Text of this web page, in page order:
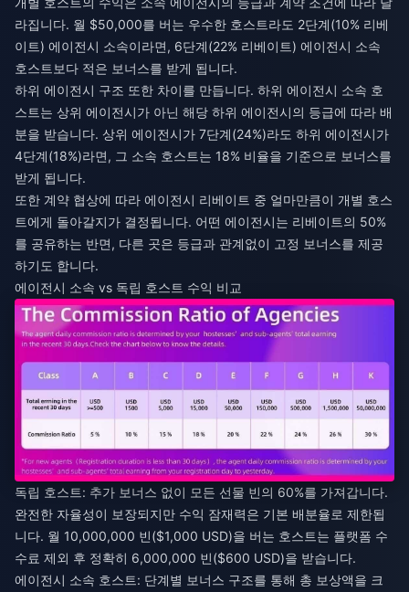
라집니다. 월 $50,000를 버는 우수한 호스트라도 2단계(10% 리베
이트) 에이전시 소속이라면, 6단계(22% 리베이트) 에이전시 소속
호스트보다 적은 보너스를 받게 됩니다.
하위 에이전시 구조 또한 차이를 만듭니다. 하위 에이전시 소속 호
스트는 상위 에이전시가 아닌 해당 하위 에이전시의 등급에 따라 배
분을 받습니다. 상위 에이전시가 7단계(24%)라도 하위 에이전시가
4단계(18%)라면, 그 소속 호스트는 18% 비율을 기준으로 보너스를
받게 됩니다.
또한 계약 협상에 따라 에이전시 리베이트 중 얼마만큼이 개별 호스
트에게 돌아갈지가 결정됩니다. 어떤 에이전시는 리베이트의 50%
를 공유하는 반면, 다른 곳은 등급과 관계없이 고정 보너스를 제공
하기도 합니다.
에이전시 소속 vs 독립 호스트 수익 비교
독립 호스트: 추가 보너스 없이 모든 선물 빈의 60%를 가져갑니다.
완전한 자율성이 보장되지만 수익 잠재력은 기본 배분율로 제한됩
니다. 월 10,000,000 빈($1,000 USD)을 버는 호스트는 플랫폼 수
수료 제외 후 정확히 6,000,000 빈($600 USD)을 받습니다.
에이전시 소속 호스트: 단계별 보너스 구조를 통해 총 보상액을 크